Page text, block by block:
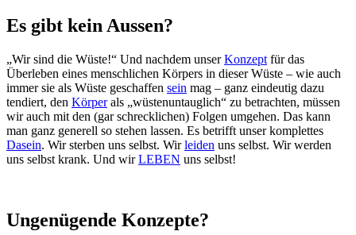
Es gibt kein Aussen?
„Wir sind die Wüste!“ Und nachdem unserKonzept für das
Überleben eines menschlichen Körpers in dieser Wüste – wie auch
immer sie als Wüste geschaffen sein mag – ganz eindeutig dazu
tendiert, den Körperals „wüstenuntauglich“ zu betrachten, müssen
wir auch mit den (gar schrecklichen) Folgen umgehen. Das kann
man ganz generell so stehen lassen. Es betrifft unser komplettes
Dasein. Wir sterben uns selbst. Wirleiden uns selbst. Wir werden
uns selbst krank. Und wirLEBEN uns selbst!
Ungenügende Konzepte?